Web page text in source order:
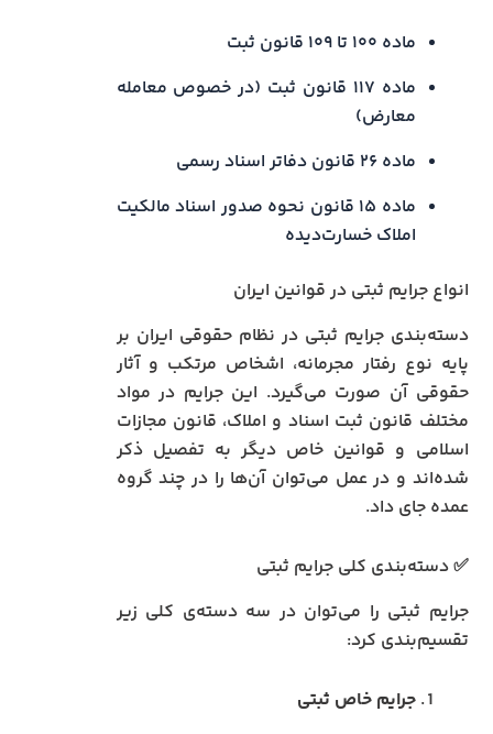
ماده ۱۰۰ تا ۱۰۹ قانون ثبت
ماده ۱۱۷ قانون ثبت (در خصوص معامله
معارض)
ماده ۲۶ قانون دفاتر اسناد رسمی
ماده ۱۵ قانون نحوه صدور اسناد مالکیت
املاک خسارت‌دیده
انواع جرایم ثبتی در قوانین ایران
دسته‌بندی جرایم ثبتی در نظام حقوقی ایران بر
پایه نوع رفتار مجرمانه، اشخاص مرتکب و آثار
حقوقی آن صورت می‌گیرد. این جرایم در مواد
مختلف قانون ثبت اسناد و املاک، قانون مجازات
اسلامی و قوانین خاص دیگر به تفصیل ذکر
شده‌اند و در عمل می‌توان آن‌ها را در چند گروه
عمده جای داد.
✅ دسته‌بندی کلی جرایم ثبتی
جرایم ثبتی را می‌توان در سه دسته‌ی کلی زیر
تقسیم‌بندی کرد:
جرایم خاص ثبتی